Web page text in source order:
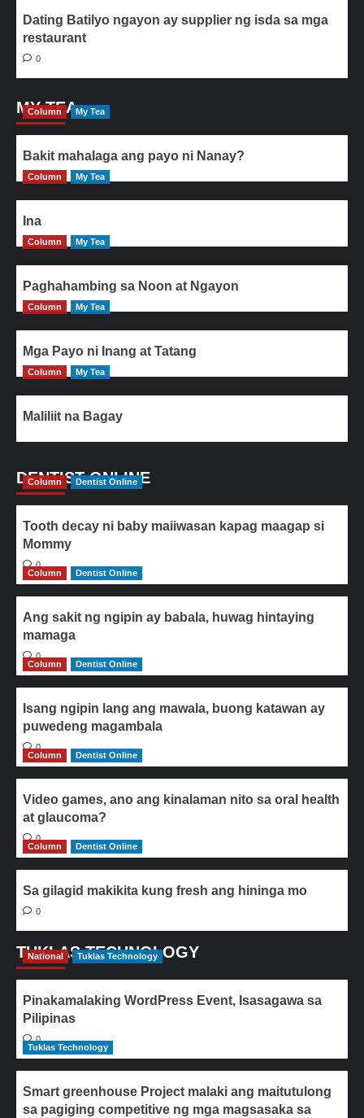
Dating Batilyo ngayon ay supplier ng isda sa mga
restaurant
0
MY TEA
Column My Tea
Bakit mahalaga ang payo ni Nanay?
Column My Tea
Ina
Column My Tea
Paghahambing sa Noon at Ngayon
Column My Tea
Mga Payo ni Inang at Tatang
Column My Tea
Maliliit na Bagay
DENTIST ONLINE
Column Dentist Online
Tooth decay ni baby maiiwasan kapag maagap si
Mommy
0
Column
Dentist Online
Ang sakit ng ngipin ay babala, huwag hintaying
mamaga
0
Column
Dentist Online
Isang ngipin lang ang mawala, buong katawan ay
puwedeng magambala
0
Column
Dentist Online
Video games, ano ang kinalaman nito sa oral health
at glaucoma?
0
Column
Dentist Online
Sa gilagid makikita kung fresh ang hininga mo
0
TUKLAS TECHNOLOGY
National Tuklas Technology
Pinakamalaking WordPress Event, Isasagawa sa
Pilipinas
0
Tuklas Technology
Smart greenhouse Project malaki ang maitutulong
sa pagiging competitive ng mga magsasaka sa